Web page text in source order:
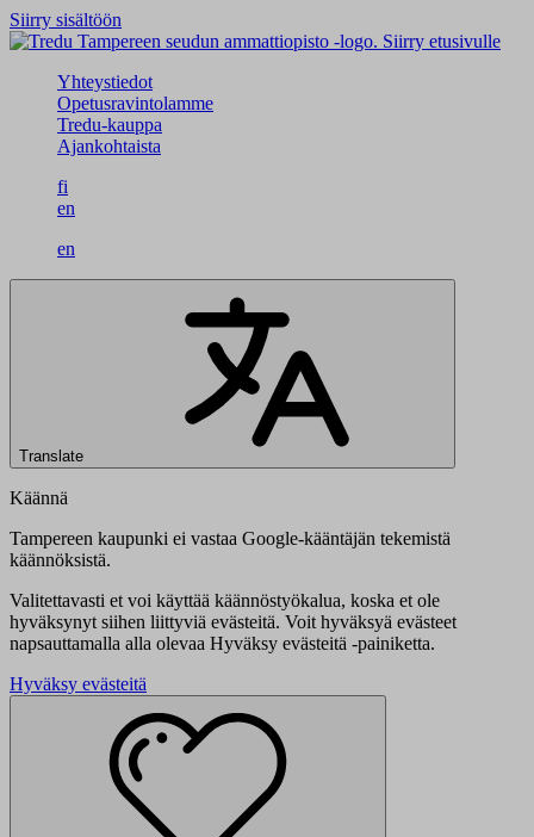
Siirry sisältöön
Siirry etusivulle
Yhteystiedot
Opetusravintolamme
Tredu-kauppa
Ajankohtaista
fi
en
en
Translate
Käännä
Tampereen kaupunki ei vastaa Google-kääntäjän tekemistä
käännöksistä.
Valitettavasti et voi käyttää käännöstyökalua, koska et ole
hyväksynyt siihen liittyviä evästeitä. Voit hyväksyä evästeet
napsauttamalla alla olevaa Hyväksy evästeitä -painiketta.
Hyväksy evästeitä